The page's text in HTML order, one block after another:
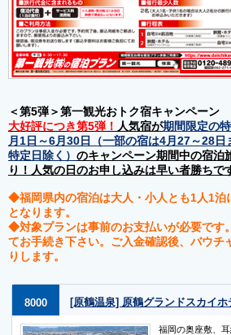
＜第5弾＞第一観光おトク宿キャンペーン
大好評につき第5弾！ 人気宿が期間限定の
月1日～6月30日（一部の宿は4月27～28日
特定日除く） のキャンペーン期間中の宿泊
り！人気の日のお申し込みは早い者勝ちで
◆福岡県内の宿泊は大人・小人とも1人1泊
となります。
◆対象プランは事前のお支払いが必要です
てお手続き下さい。ご入金確認後、バウチ
りします。
8000 [原鶴温泉] 原鶴グランドスカイホ
福岡の奥座敷、